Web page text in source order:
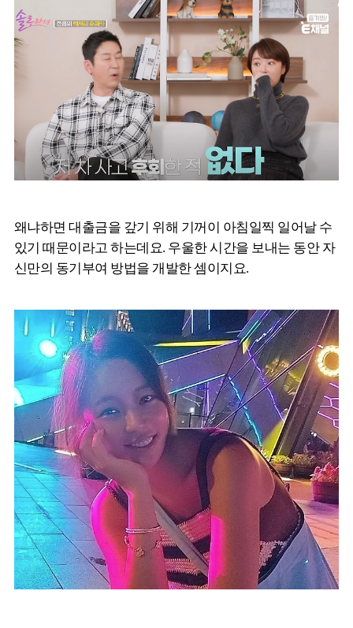
왜냐하면 대출금을 갚기 위해 기꺼이 아침일찍 일어날 수
있기 때문이라고 하는데요. 우울한 시간을 보내는 동안 자
신만의 동기부여 방법을 개발한 셈이지요.